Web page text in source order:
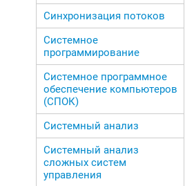
Синхронизация потоков
Системное
программирование
Системное программное
обеспечение компьютеров
(СПОК)
Системный анализ
Системный анализ
сложных систем
управления